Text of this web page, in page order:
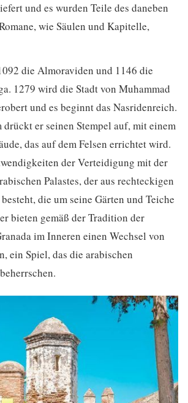
und es wurden Teile des daneben
wie Säulen und Kapitelle,
die Almoraviden und 1146 die
1279 wird die Stadt von Muhammad
und es beginnt das Nasridenreich.
er seinen Stempel auf, mit einem
das auf dem Felsen errichtet wird.
der Verteidigung mit der
Palastes, der aus rechteckigen
die um seine Gärten und Teiche
bieten gemäß der Tradition der
im Inneren einen Wechsel von
ein Spiel, das die arabischen